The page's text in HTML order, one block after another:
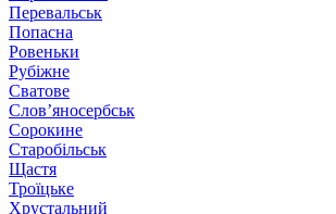
Перевальськ
Попасна
Ровеньки
Рубіжне
Сватове
Слов’яносербськ
Сорокине
Старобільськ
Щастя
Троїцьке
Хрустальний